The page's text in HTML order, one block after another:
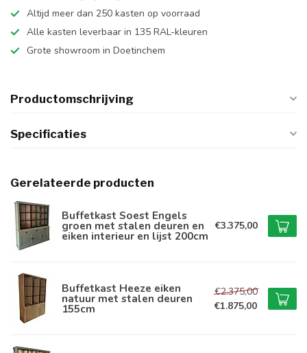
Altijd meer dan 250 kasten op voorraad
Alle kasten leverbaar in 135 RAL-kleuren
Grote showroom in Doetinchem
Productomschrijving
Specificaties
Gerelateerde producten
Buffetkast Soest Engels
groen met stalen deuren en
eiken interieur en lijst 200cm
€3.375,00
Buffetkast Heeze eiken
natuur met stalen deuren
155cm
€2.375,00
€1.875,00